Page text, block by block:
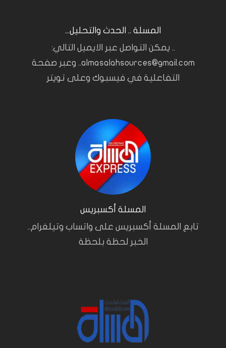
المسلة .. الحدث والتحليل...
.. يمكن التواصل عبر الايميل التالي:
almasalahsources@gmail.com.. وعبر صفحة
التفاعلية في فيسبوك وعلى تويتر
المسلة أكسبريس
تابع المسلة أكسبريس على واتساب وتيلغرام..
الخبر لحظة بلحظة